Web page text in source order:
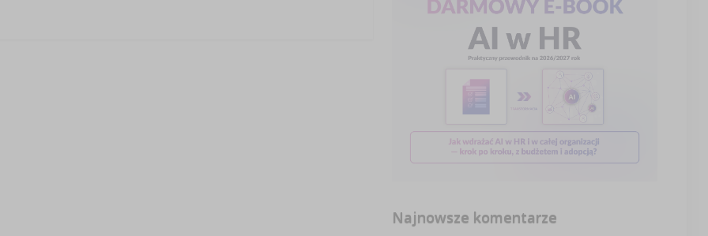
Najnowsze komentarze